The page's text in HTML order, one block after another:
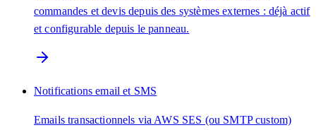
commandes et devis depuis des systèmes externes : déjà actif
et configurable depuis le panneau.
Notifications email et SMS
Emails transactionnels via AWS SES (ou SMTP custom)